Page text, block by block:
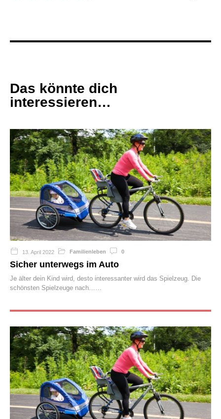
Das könnte dich
interessieren…
13. April 2022 Familienleben 0
Sicher unterwegs im Auto
Je älter dein Kind wird, desto interessanter wird das Spielzeug. Die
schönsten Spielzeuge nach…